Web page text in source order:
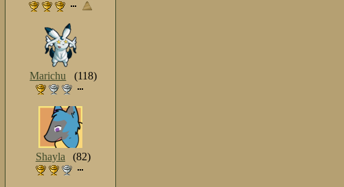
Marichu (118)
Shayla (82)